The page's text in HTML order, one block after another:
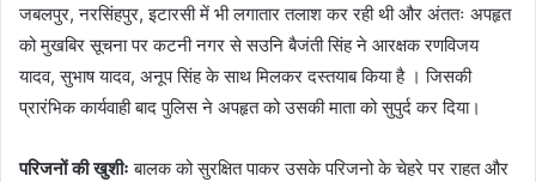
जबलपुर, नरसिंहपुर, इटारसी में भी लगातार तलाश कर रही थी और अंततः अपहृत
को मुखबिर सूचना पर कटनी नगर से सउनि बैजंती सिंह ने आरक्षक रणविजय
यादव, सुभाष यादव, अनूप सिंह के साथ मिलकर दस्तयाब किया है । जिसकी
प्रारंभिक कार्यवाही बाद पुलिस ने अपहृत को उसकी माता को सुपुर्द कर दिया।
परिजनों की खुशीः बालक को सुरक्षित पाकर उसके परिजनो के चेहरे पर राहत और